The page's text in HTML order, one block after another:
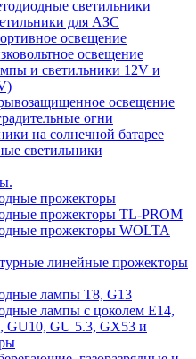
светильники
для АЗС
освещение
освещение
и светильники 12V и
освещение
огни
на солнечной батарее
светильники
прожекторы
прожекторы TL-PROM
прожекторы WOLTA
линейные прожекторы
лампы Т8, G13
лампы с цоколем Е14,
GU10, GU 5.3, GX53 и